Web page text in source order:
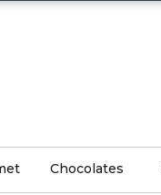
Chocolates